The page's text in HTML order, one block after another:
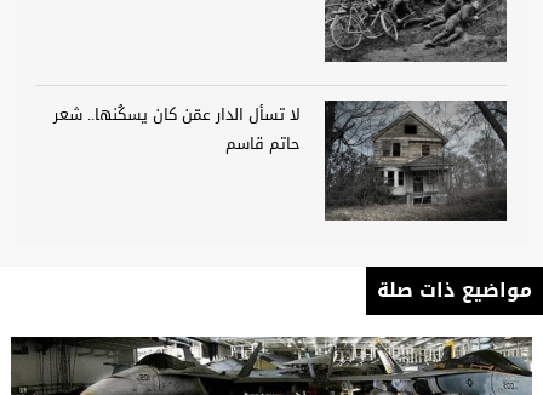
لا تسأل الدار عمّن كان يسكُنها.. شعر
حاتم قاسم
مواضيع ذات صلة